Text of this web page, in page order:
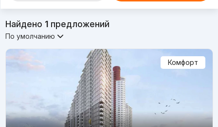
Найдено 1предложений
По умолчанию
Комфорт